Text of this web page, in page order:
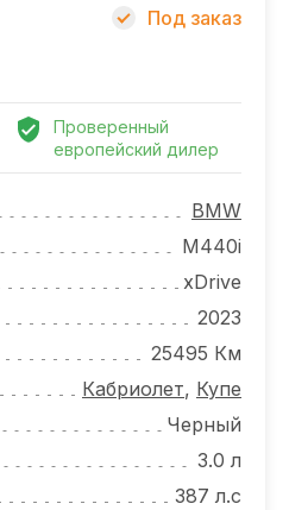
Под заказ
Проверенный
европейский дилер
BMW
M440i
xDrive
2023
25495 Км
Кабриолет, Купе
Черный
3.0 л
387 л.с